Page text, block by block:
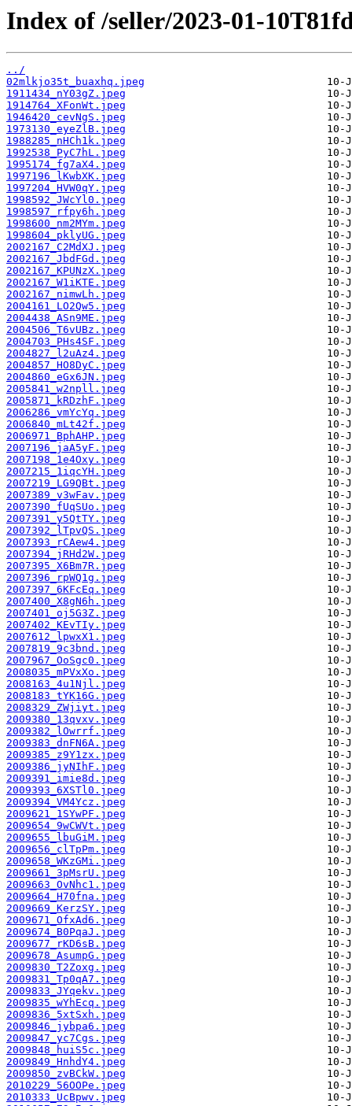
Index of /seller/2023-01-
../
02mlkjo35t_buaxhq.jpeg
1911434_nY03gZ.jpeg
1914764_XFonWt.jpeg
1946420_cevNgS.jpeg
1973130_eyeZlB.jpeg
1988285_nHCh1k.jpeg
1992538_PyC7hL.jpeg
1995174_fg7aX4.jpeg
1997196_lKwbXK.jpeg
1997204_HVW0qY.jpeg
1998592_JWcYl0.jpeg
1998597_rfpy6h.jpeg
1998600_nm2MYm.jpeg
1998604_pklyUG.jpeg
2002167_C2MdXJ.jpeg
2002167_JbdFGd.jpeg
2002167_KPUNzX.jpeg
2002167_W1iKTE.jpeg
2002167_nimwLh.jpeg
2004161_LO2Qw5.jpeg
2004438_ASn9ME.jpeg
2004506_T6vUBz.jpeg
2004703_PHs4SF.jpeg
2004827_l2uAz4.jpeg
2004857_HO8DyC.jpeg
2004860_eGx6JN.jpeg
2005841_w2npll.jpeg
2005871_kRDzhF.jpeg
2006286_vmYcYq.jpeg
2006840_mLt42f.jpeg
2006971_BphAHP.jpeg
2007196_jaA5yF.jpeg
2007198_1e4Oxy.jpeg
2007215_1iqcYH.jpeg
2007219_LG9QBt.jpeg
2007389_v3wFav.jpeg
2007390_fUqSUo.jpeg
2007391_y5QtTY.jpeg
2007392_lTpvQS.jpeg
2007393_rCAew4.jpeg
2007394_jRHd2W.jpeg
2007395_X6Bm7R.jpeg
2007396_rpWQ1g.jpeg
2007397_6KFcEq.jpeg
2007400_X8gN6h.jpeg
2007401_oj5G3Z.jpeg
2007402_KEvTIy.jpeg
2007612_lpwxX1.jpeg
2007819_9c3bnd.jpeg
2007967_OoSgc0.jpeg
2008035_mPVxXo.jpeg
2008163_4u1Njl.jpeg
2008183_tYK16G.jpeg
2008329_ZWjiyt.jpeg
2009380_13qvxv.jpeg
2009382_lOwrrf.jpeg
2009383_dnFN6A.jpeg
2009385_z9Y1zx.jpeg
2009386_jyNIhF.jpeg
2009391_imie8d.jpeg
2009393_6XSTl0.jpeg
2009394_VM4Ycz.jpeg
2009621_1SYwPF.jpeg
2009654_9wCWVt.jpeg
2009655_lbuGiM.jpeg
2009656_clTpPm.jpeg
2009658_WKzGMi.jpeg
2009661_3pMsrU.jpeg
2009663_OvNhc1.jpeg
2009664_H70fna.jpeg
2009669_KerzSY.jpeg
2009671_OfxAd6.jpeg
2009674_B0PqaJ.jpeg
2009677_rKD6sB.jpeg
2009678_AsumpG.jpeg
2009830_T2Zoxg.jpeg
2009831_Tp0qA7.jpeg
2009833_JYqekv.jpeg
2009835_wYhEcq.jpeg
2009836_5xtSxh.jpeg
2009846_jybpa6.jpeg
2009847_yc7Cgs.jpeg
2009848_huiS5c.jpeg
2009849_HnhdY4.jpeg
2009850_zvBCkW.jpeg
2010229_56OOPe.jpeg
2010333_UcBpwv.jpeg